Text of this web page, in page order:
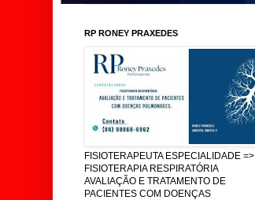
RP RONEY PRAXEDES
FISIOTERAPEUTA ESPECIALIDADE =>
FISIOTERAPIA RESPIRATÓRIA
AVALIAÇÃO E TRATAMENTO DE
PACIENTES COM DOENÇAS